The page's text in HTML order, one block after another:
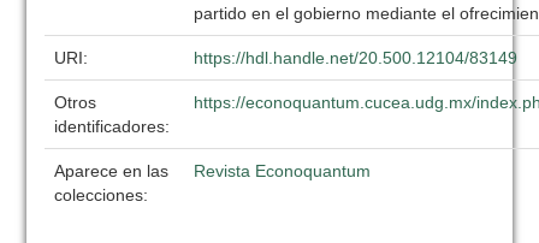
partido en el gobierno mediante el
URI: https://hdl.handle.net/20.500.12104/83149
Otros
identificadores:
https://econoquantum.cucea.udg.mx/
Aparece en las
colecciones:
Revista Econoquantum